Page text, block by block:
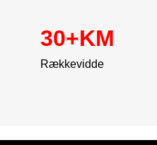
30+KM
Rækkevidde